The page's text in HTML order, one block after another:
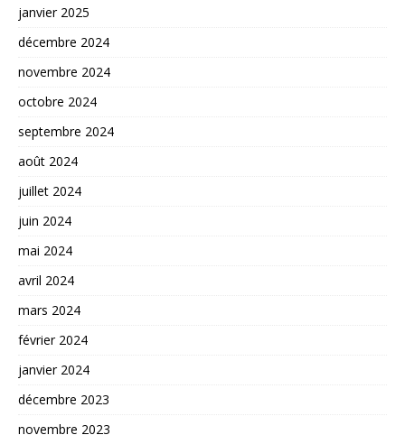
janvier 2025
décembre 2024
novembre 2024
octobre 2024
septembre 2024
août 2024
juillet 2024
juin 2024
mai 2024
avril 2024
mars 2024
février 2024
janvier 2024
décembre 2023
novembre 2023